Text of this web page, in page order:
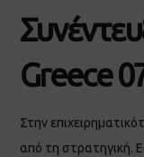
Greece
Στην
από τη στρατηγική.